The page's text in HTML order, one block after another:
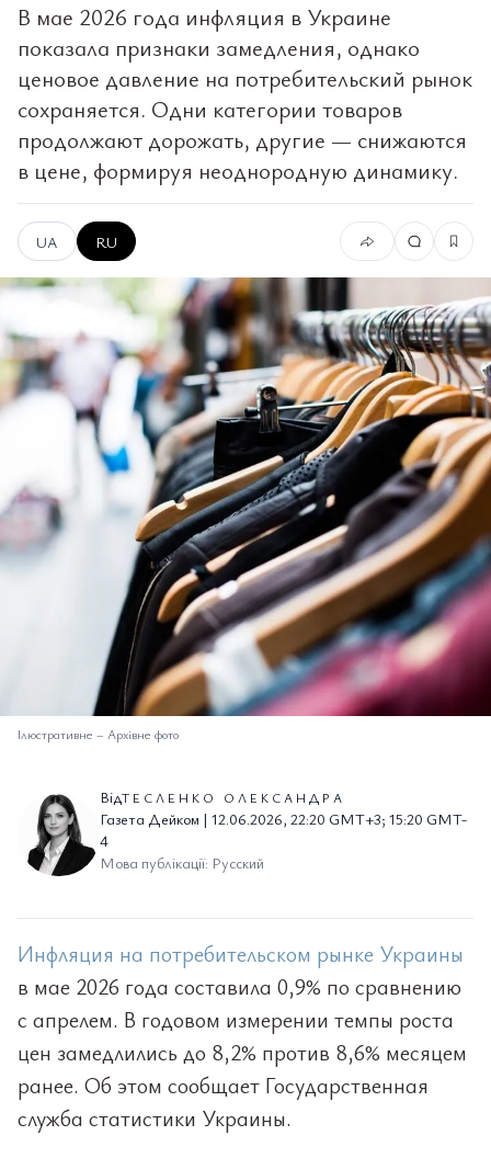
В мае 2026 года инфляция в Украине
показала признаки замедления, однако
ценовое давление на потребительский рынок
сохраняется. Одни категории товаров
продолжают дорожать, другие — снижаются
в цене, формируя неоднородную динамику.
UA RU
Ілюстративне – Архівне фото
ВідТЕСЛЕНКО ОЛЕКСАНДРА
Газета Дейком | 12.06.2026, 22:20 GMT+3; 15:20 GMT-
4
Мова публікації: Русский
Инфляция на потребительском рынке Украины
в мае 2026 года составила 0,9% по сравнению
с апрелем. В годовом измерении темпы роста
цен замедлились до 8,2% против 8,6% месяцем
ранее. Об этом сообщает Государственная
служба статистики Украины.